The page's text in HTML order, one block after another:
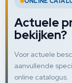
Actuele
bekijken?
Voor actuele
aanvullende
online catalogus.